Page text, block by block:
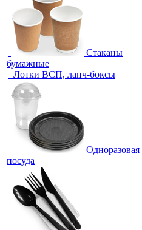
Стаканы
бумажные
Лотки ВСП, ланч-боксы
Одноразовая
посуда